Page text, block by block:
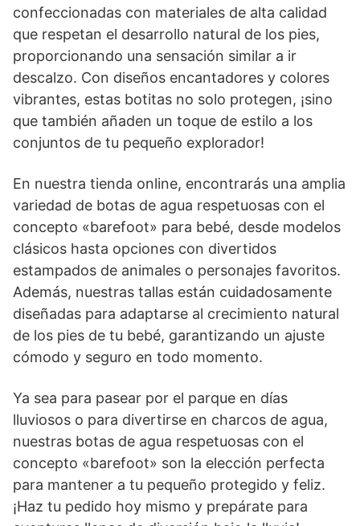
confeccionadas con materiales de alta calidad
que respetan el desarrollo natural de los pies,
proporcionando una sensación similar a ir
descalzo. Con diseños encantadores y colores
vibrantes, estas botitas no solo protegen, ¡sino
que también añaden un toque de estilo a los
conjuntos de tu pequeño explorador!
En nuestra tienda online, encontrarás una amplia
variedad de botas de agua respetuosas con el
concepto «barefoot» para bebé, desde modelos
clásicos hasta opciones con divertidos
estampados de animales o personajes favoritos.
Además, nuestras tallas están cuidadosamente
diseñadas para adaptarse al crecimiento natural
de los pies de tu bebé, garantizando un ajuste
cómodo y seguro en todo momento.
Ya sea para pasear por el parque en días
lluviosos o para divertirse en charcos de agua,
nuestras botas de agua respetuosas con el
concepto «barefoot» son la elección perfecta
para mantener a tu pequeño protegido y feliz.
¡Haz tu pedido hoy mismo y prepárate para